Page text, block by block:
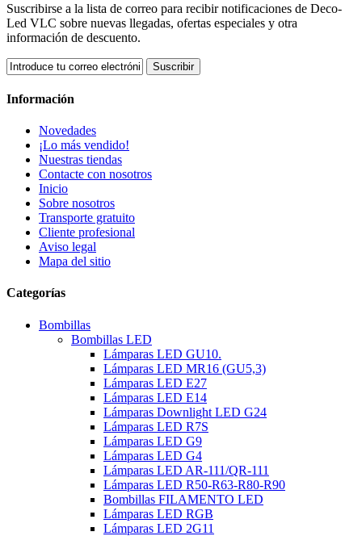
Suscribirse a la lista de correo para recibir notificaciones de Deco-
Led VLC sobre nuevas llegadas, ofertas especiales y otra
información de descuento.
Suscribir
Información
Novedades
¡Lo más vendido!
Nuestras tiendas
Contacte con nosotros
Inicio
Sobre nosotros
Transporte gratuito
Cliente profesional
Aviso legal
Mapa del sitio
Categorías
Bombillas
Bombillas LED
Lámparas LED GU10.
Lámparas LED MR16 (GU5,3)
Lámparas LED E27
Lámparas LED E14
Lámparas Downlight LED G24
Lámparas LED R7S
Lámparas LED G9
Lámparas LED G4
Lámparas LED AR-111/QR-111
Lámparas LED R50-R63-R80-R90
Bombillas FILAMENTO LED
Lámparas LED RGB
Lámparas LED 2G11